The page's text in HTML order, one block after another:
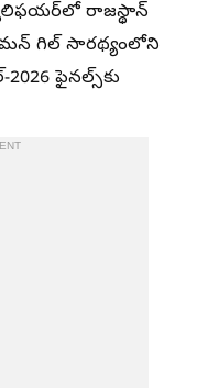
రాజస్థాన్
గిల్ సారథ్యంలోని
ఫైనల్స్‌కు